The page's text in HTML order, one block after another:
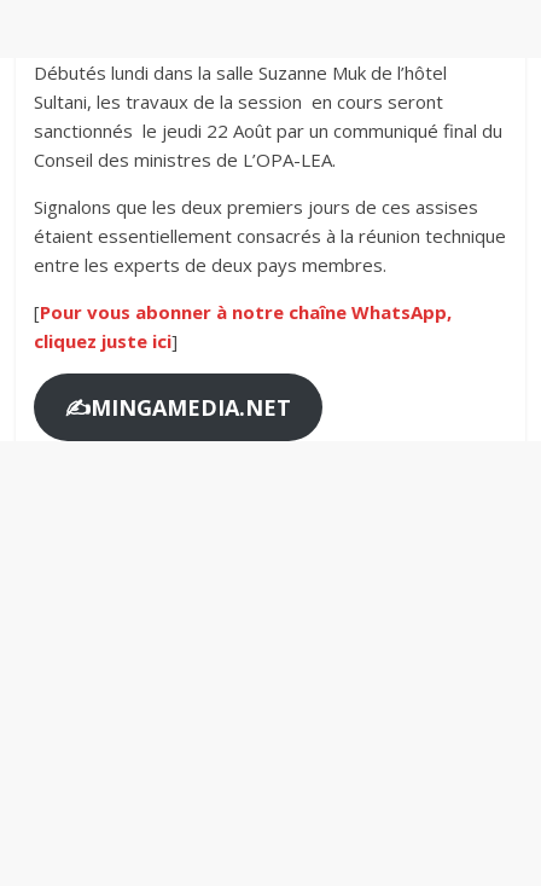
Débutés lundi dans la salle Suzanne Muk de l’hôtel
Sultani, les travaux de la session en cours seront
sanctionnés le jeudi 22 Août par un communiqué final du
Conseil des ministres de L’OPA-LEA.
Signalons que les deux premiers jours de ces assises
étaient essentiellement consacrés à la réunion technique
entre les experts de deux pays membres.
[Pour vous abonner à notre chaîne WhatsApp,
cliquez juste ici]
✍️MINGAMEDIA.NET